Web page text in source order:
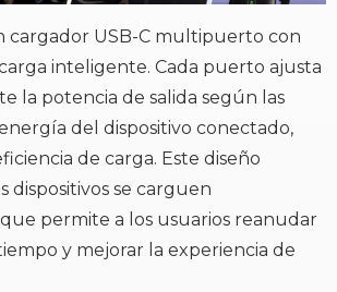
cargador USB-C multipuerto con
inteligente. Cada puerto ajusta
la potencia de salida según las
del dispositivo conectado,
de carga. Este diseño
dispositivos se carguen
permite a los usuarios reanudar
y mejorar la experiencia de